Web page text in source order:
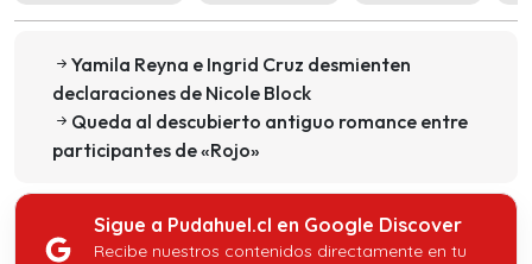
Yamila Reyna e Ingrid Cruz desmienten
declaraciones de Nicole Block
Queda al descubierto antiguo romance entre
participantes de «Rojo»
Sigue a Pudahuel.cl en Google Discover
Recibe nuestros contenidos directamente en tu